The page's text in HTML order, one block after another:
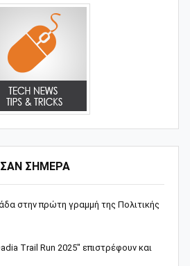
ΣΑΝ ΣΗΜΕΡΑ
στην πρώτη γραμμή της Πολιτικής
Trail Run 2025" επιστρέφουν και